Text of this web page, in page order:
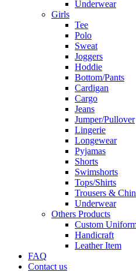
Underwear
Girls
Tee
Polo
Sweat
Joggers
Hoddie
Bottom/Pants
Cardigan
Cargo
Jeans
Jumper/Pullover
Lingerie
Longewear
Pyjamas
Shorts
Swimshorts
Tops/Shirts
Trousers &
Underwear
Others Products
Custom
Handicraft
Leather Item
FAQ
Contact us